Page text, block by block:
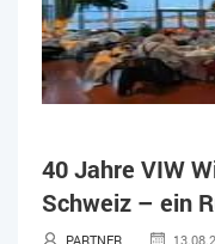
40 Jahre VIW
Schweiz – ein
PARTNER